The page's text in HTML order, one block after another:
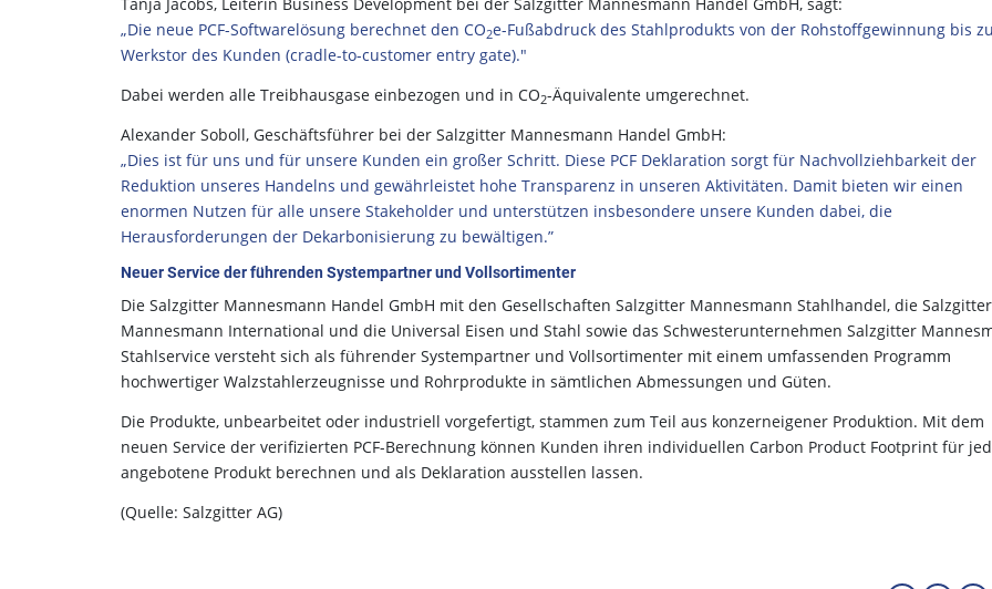
„Die neue PCF-Softwarelösung berechnet den CO2e-Fußabdruck des Stahlprodukts von der Rohstoffgewinnung bis
Werkstor des Kunden (cradle-to-customer entry gate)."
Dabei werden alle Treibhausgase einbezogen und in CO2-Äquivalente umgerechnet.
Alexander Soboll, Geschäftsführer bei der Salzgitter Mannesmann Handel GmbH:
„Dies ist für uns und für unsere Kunden ein großer Schritt. Diese PCF Deklaration sorgt für Nachvollziehbarkeit der
Reduktion unseres Handelns und gewährleistet hohe Transparenz in unseren Aktivitäten. Damit bieten wir einen
enormen Nutzen für alle unsere Stakeholder und unterstützen insbesondere unsere Kunden dabei, die
Herausforderungen der Dekarbonisierung zu bewältigen.”
Neuer Service der führenden Systempartner und Vollsortimenter
Die Salzgitter Mannesmann Handel GmbH mit den Gesellschaften Salzgitter Mannesmann Stahlhandel, die Salzgitter
Mannesmann International und die Universal Eisen und Stahl sowie das Schwesterunternehmen Salzgitter
Stahlservice versteht sich als führender Systempartner und Vollsortimenter mit einem umfassenden Programm
hochwertiger Walzstahlerzeugnisse und Rohrprodukte in sämtlichen Abmessungen und Güten.
Die Produkte, unbearbeitet oder industriell vorgefertigt, stammen zum Teil aus konzerneigener Produktion. Mit dem
neuen Service der verifizierten PCF-Berechnung können Kunden ihren individuellen Carbon Product Footprint für
angebotene Produkt berechnen und als Deklaration ausstellen lassen.
(Quelle: Salzgitter AG)